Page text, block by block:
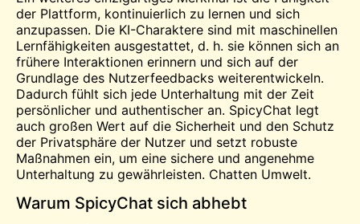
der Plattform, kontinuierlich zu lernen und sich
anzupassen. Die KI-Charaktere sind mit maschinellen
Lernfähigkeiten ausgestattet, d. h. sie können sich an
frühere Interaktionen erinnern und sich auf der
Grundlage des Nutzerfeedbacks weiterentwickeln.
Dadurch fühlt sich jede Unterhaltung mit der Zeit
persönlicher und authentischer an. SpicyChat legt
auch großen Wert auf die Sicherheit und den Schutz
der Privatsphäre der Nutzer und setzt robuste
Maßnahmen ein, um eine sichere und angenehme
Unterhaltung zu gewährleisten. Chatten Umwelt.
Warum SpicyChat sich abhebt